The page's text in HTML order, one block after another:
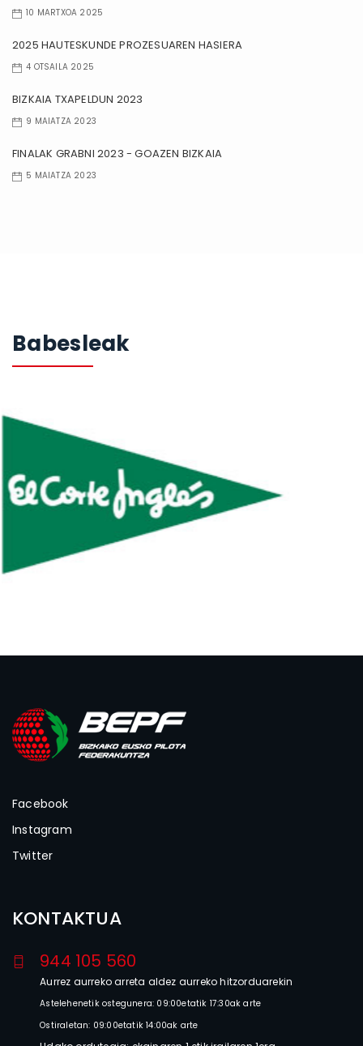
10 MARTXOA 2025
2025 HAUTESKUNDE PROZESUAREN HASIERA
4 OTSAILA 2025
BIZKAIA TXAPELDUN 2023
9 MAIATZA 2023
FINALAK GRABNI 2023 - GOAZEN BIZKAIA
5 MAIATZA 2023
Babesleak
Facebook
Instagram
Twitter
KONTAKTUA
944 105 560
Aurrez aurreko arreta aldez aurreko hitzorduarekin
Astelehenetik ostegunera: 09:00etatik 17:30ak arte
Ostiraletan: 09:00etatik 14:00ak arte